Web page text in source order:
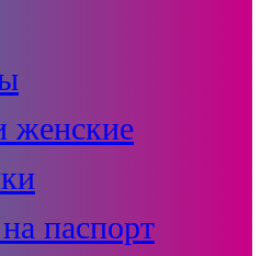
женские
паспорт